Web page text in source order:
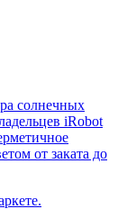
солнечных
iRobot
от заката до